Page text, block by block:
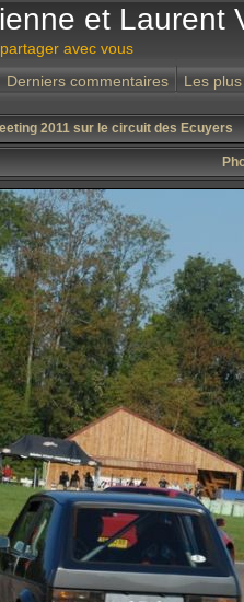
et Laurent
avec vous
Derniers commentaires Les
2011 sur le circuit des Ecuyers